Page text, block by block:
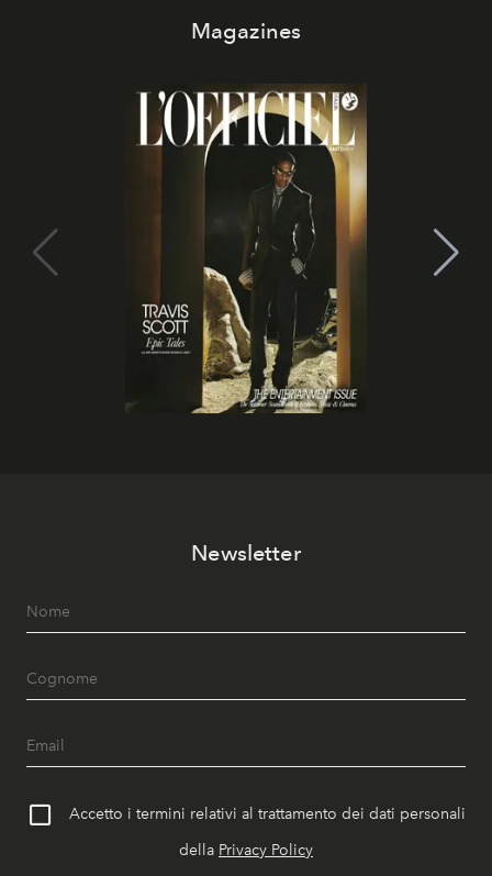
Magazines
Newsletter
Accetto i termini relativi al trattamento dei dati personali
della Privacy Policy